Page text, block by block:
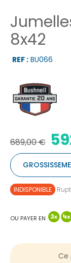
8x42
REF : BU066
689,00 €
INDISPONIBLE
OU PAYER EN
Ce